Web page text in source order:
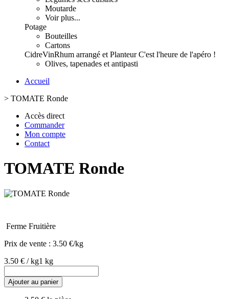
Moutarde
Voir plus...
Potage
Bouteilles
Cartons
CidreVinRhum arrangé et PlanteurC'est l'heure de l'apéro !
Olives, tapenades et antipasti
Accueil
> TOMATE Ronde
Accès direct
Commander
Mon compte
Contact
TOMATE Ronde
Ferme Fruitière
Prix de vente : 3.50 €/kg
3.50 € / kg1 kg
Ajouter au panier